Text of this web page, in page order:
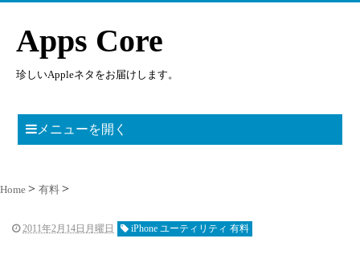
Apps Core
珍しいAppleネタをお届けします。
メニューを開く
Home 有料
2011年2月14日月曜日 iPhone ユーティリティ 有料